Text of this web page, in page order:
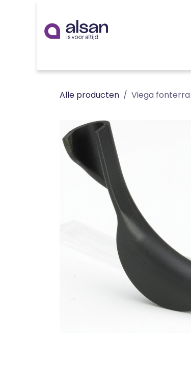
Alle producten Viega fonterra